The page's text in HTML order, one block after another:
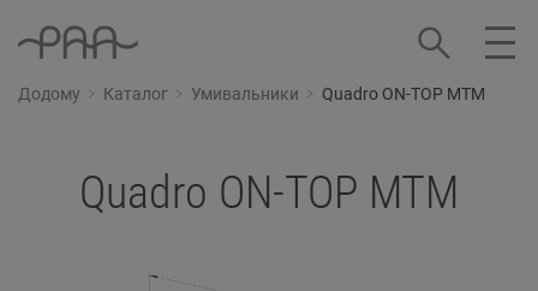
Додому Каталог Умивальники Quadro ON-TOP MTM
Quadro ON-TOP MTM